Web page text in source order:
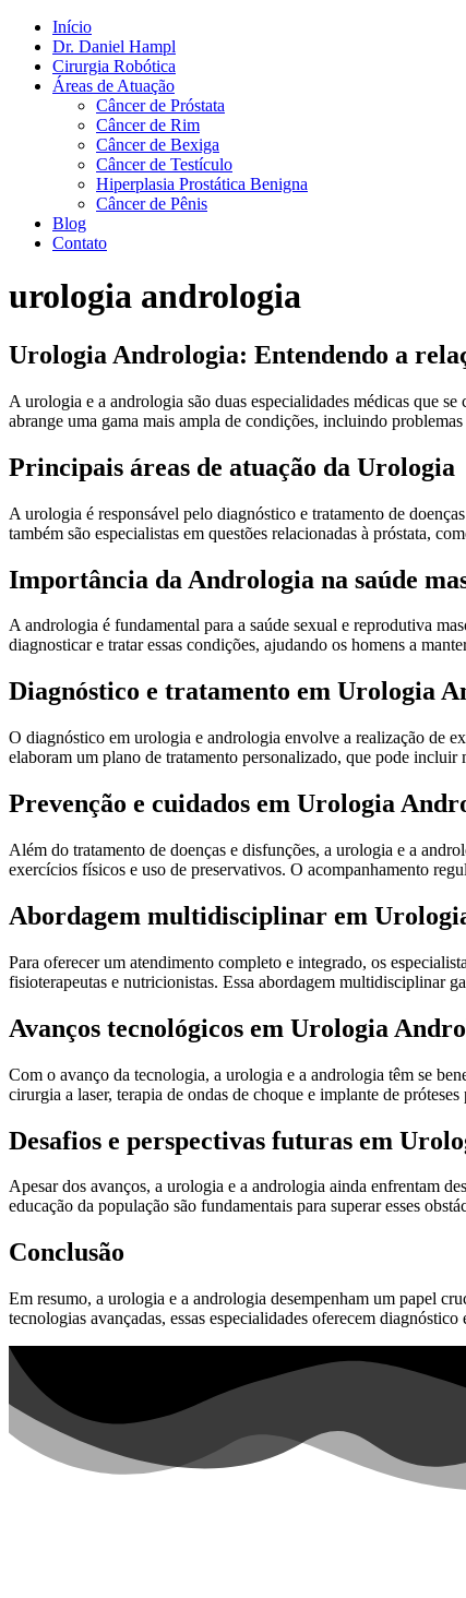
Início
Dr. Daniel Hampl
Cirurgia Robótica
Áreas de Atuação
Câncer de Próstata
Câncer de Rim
Câncer de Bexiga
Câncer de Testículo
Hiperplasia Prostática Benigna
Câncer de Pênis
Blog
Contato
urologia andrologia
Urologia Andrologia: Entendendo a
A urologia e a andrologia são duas especialidades médicas que
abrange uma gama mais ampla de condições, incluindo
Principais áreas de atuação da Urologia
A urologia é responsável pelo diagnóstico e tratamento de
também são especialistas em questões relacionadas à próstata,
Importância da Andrologia na saúde
A andrologia é fundamental para a saúde sexual e reprodutiva
diagnosticar e tratar essas condições, ajudando os homens a
Diagnóstico e tratamento em Urologia
O diagnóstico em urologia e andrologia envolve a realização de
elaboram um plano de tratamento personalizado, que pode
Prevenção e cuidados em Urologia
Além do tratamento de doenças e disfunções, a urologia e a
exercícios físicos e uso de preservativos. O acompanhamento
Abordagem multidisciplinar em
Para oferecer um atendimento completo e integrado, os
fisioterapeutas e nutricionistas. Essa abordagem multidisciplinar
Avanços tecnológicos em Urologia
Com o avanço da tecnologia, a urologia e a andrologia têm se
cirurgia a laser, terapia de ondas de choque e implante de
Desafios e perspectivas futuras em
Apesar dos avanços, a urologia e a andrologia ainda enfrentam
educação da população são fundamentais para superar esses
Conclusão
Em resumo, a urologia e a andrologia desempenham um papel
tecnologias avançadas, essas especialidades oferecem